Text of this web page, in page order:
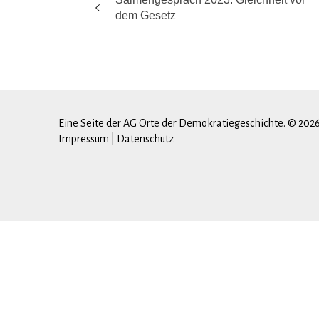
dem Gesetz
Eine Seite der AG Orte der Demokratiegeschichte. ©
Impressum
Datenschutz